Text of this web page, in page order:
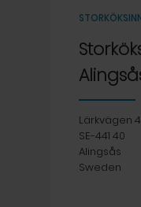
Lärkvägen 4
SE-441 40
Alingsås
Sweden